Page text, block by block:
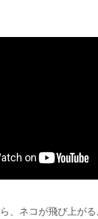
、ネコが飛び上が